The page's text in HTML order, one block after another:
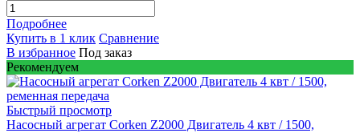
Подробнее
Купить в 1 клик Сравнение
В избранное Под заказ
Рекомендуем
Быстрый просмотр
Насосный агрегат Corken Z2000 Двигатель 4 квт / 1500,